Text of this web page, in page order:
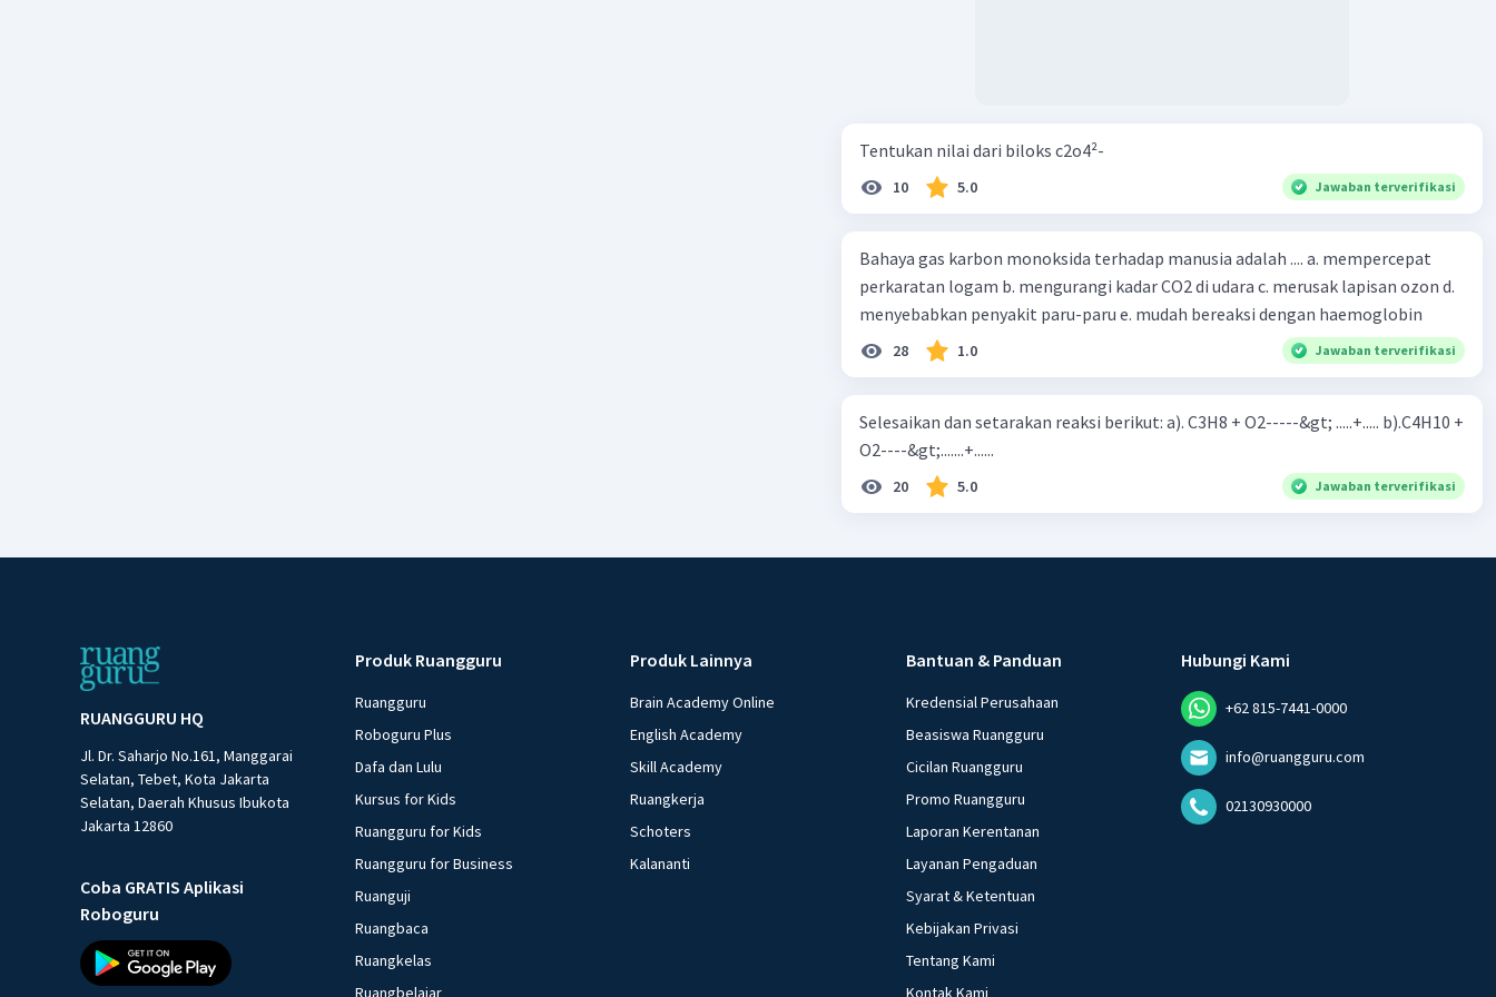
Tentukan nilai dari biloks c2o4²-
10 5.0 Jawaban terverifikasi
Bahaya gas karbon monoksida terhadap manusia adalah .... a. mempercepat
perkaratan logam b. mengurangi kadar CO2 di udara c. merusak lapisan ozon d.
menyebabkan penyakit paru-paru e. mudah bereaksi dengan haemoglobin
28 1.0 Jawaban terverifikasi
Selesaikan dan setarakan reaksi berikut: a). C3H8 + O2-----&gt; .....+..... b).C4H10 +
O2----&gt;.......+......
20 5.0 Jawaban terverifikasi
RUANGGURU HQ
Jl. Dr. Saharjo No.161, Manggarai
Selatan, Tebet, Kota Jakarta
Selatan, Daerah Khusus Ibukota
Jakarta 12860
Coba GRATIS Aplikasi
Roboguru
Produk Ruangguru
Ruangguru
Roboguru Plus
Dafa dan Lulu
Kursus for Kids
Ruangguru for Kids
Ruangguru for Business
Ruanguji
Ruangbaca
Ruangkelas
Ruangbelajar
Produk Lainnya
Brain Academy Online
English Academy
Skill Academy
Ruangkerja
Schoters
Kalananti
Bantuan & Panduan
Kredensial Perusahaan
Beasiswa Ruangguru
Cicilan Ruangguru
Promo Ruangguru
Laporan Kerentanan
Layanan Pengaduan
Syarat & Ketentuan
Kebijakan Privasi
Tentang Kami
Kontak Kami
Hubungi Kami
+62 815-7441-0000
info@ruangguru.com
02130930000